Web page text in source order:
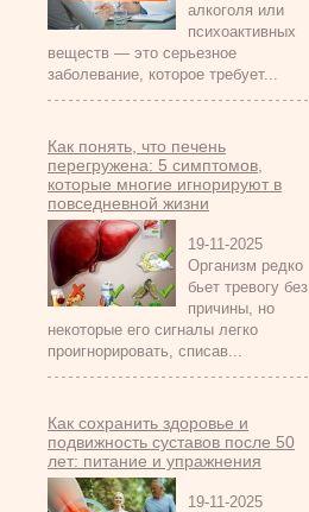
алкоголя или
психоактивных
веществ — это серьезное
заболевание, которое требует...
Как понять, что печень
перегружена: 5 симптомов,
которые многие игнорируют в
повседневной жизни
19-11-2025
Организм редко
бьет тревогу без
причины, но
некоторые его сигналы легко
проигнорировать, списав...
Как сохранить здоровье и
подвижность суставов после 50
лет: питание и упражнения
19-11-2025